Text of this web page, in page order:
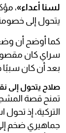
لسنا أعداء»،
يتحول إلى
كما أوضح أن
سراي كان
بعد أن كان
صلاح يتحول إلى
تمنح قصة
التركية، إذ
جماهيري ضخم